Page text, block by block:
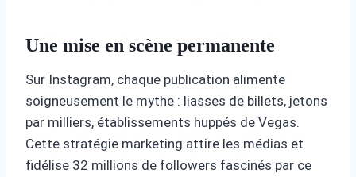
Une mise en scène permanente
Sur Instagram, chaque publication alimente
soigneusement le mythe : liasses de billets, jetons
par milliers, établissements huppés de Vegas.
Cette stratégie marketing attire les médias et
fidélise 32 millions de followers fascinés par ce